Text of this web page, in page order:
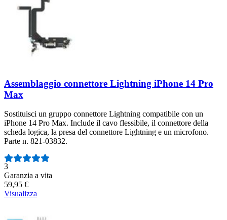
Assemblaggio connettore Lightning iPhone 14 Pro
Max
Sostituisci un gruppo connettore Lightning compatibile con un
iPhone 14 Pro Max. Include il cavo flessibile, il connettore della
scheda logica, la presa del connettore Lightning e un microfono.
Parte n. 821-03832.
Numero di recensioni:
3
Garanzia a vita
59,95 €
Visualizza